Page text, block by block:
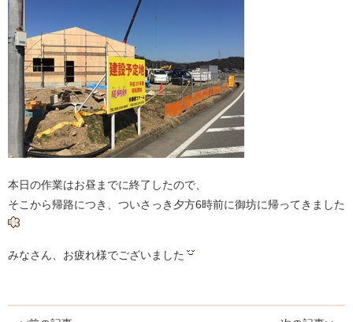
本日の作業はお昼までに終了したので、
そこから帰路につき、ついさっき夕方6時前に御坊に帰ってきました
みなさん、お疲れ様でございました